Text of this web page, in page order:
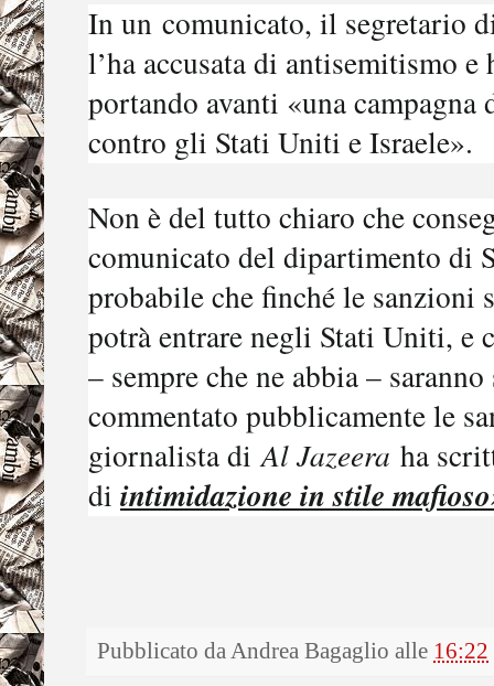
In un comunicato, il segretario
l’ha accusata di antisemitismo e
portando avanti «una
contro gli Stati Uniti e Israele».
Non è del tutto chiaro che
comunicato del dipartimento di
probabile che finché le sanzioni
potrà entrare negli Stati Uniti, e
– sempre che ne abbia –
commentato pubblicamente le
giornalista diAl Jazeera ha
di intimidazione in stile
Pubblicato daAndrea Bagaglio alle 16:22